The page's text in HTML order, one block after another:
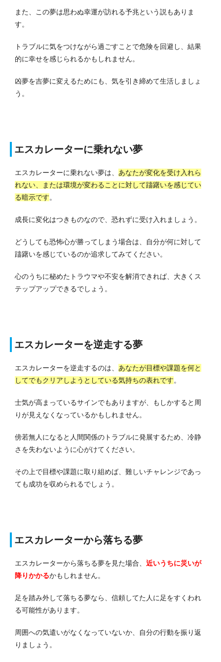
また、この夢は思わぬ幸運が訪れる予兆という説もありま
す。
トラブルに気をつけながら過ごすことで危険を回避し、結果
的に幸せを感じられるかもしれません。
凶夢を吉夢に変えるためにも、気を引き締めて生活しましょ
う。
エスカレーターに乗れない夢
エスカレーターに乗れない夢は、 あなたが変化を受け入れら
れない、または環境が変わることに対して躊躇いを感じてい
る暗示です。
成長に変化はつきものなので、恐れずに受け入れましょう。
どうしても恐怖心が勝ってしまう場合は、自分が何に対して
躊躇いを感じているのか追求してみてください。
心のうちに秘めたトラウマや不安を解消できれば、大きくス
テップアップできるでしょう。
エスカレーターを逆走する夢
エスカレーターを逆走するのは、 あなたが目標や課題を何と
してでもクリアしようとしている気持ちの表れです。
士気が高まっているサインでもありますが、もしかすると周
りが見えなくなっているかもしれません。
傍若無人になると人間関係のトラブルに発展するため、冷静
さを失わないように心がけてください。
その上で目標や課題に取り組めば、難しいチャレンジであっ
ても成功を収められるでしょう。
エスカレーターから落ちる夢
エスカレーターから落ちる夢を見た場合、 近いうちに災いが
降りかかるかもしれません。
足を踏み外して落ちる夢なら、信頼してた人に足をすくわれ
る可能性があります。
周囲への気遣いがなくなっていないか、自分の行動を振り返
りましょう。